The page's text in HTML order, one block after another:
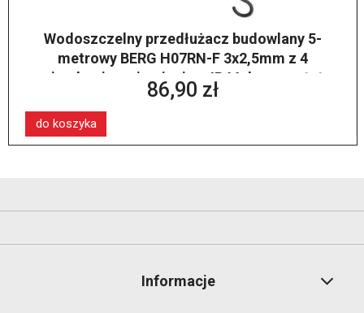
Wodoszczelny przedłużacz budowlany 5-
metrowy BERG H07RN-F 3x2,5mm z 4
gniazdami z uziemieniem IP44 do warsztatu
86,90 zł
do koszyka
Informacje